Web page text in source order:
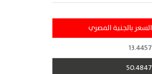
السعر بالجنية المصري
13.4457
50.4847